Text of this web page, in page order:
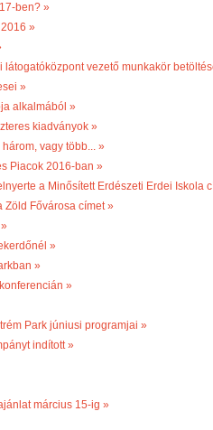
ben? »
»
látogatóközpont vezető munkakör
»
alkalmából »
kiadványok »
vagy több... »
Piacok 2016-ban »
a Minősített Erdészeti Erdei Iskola
Zöld Fővárosa címet »
»
»
»
Park júniusi programjai »
indított »
március 15-ig »